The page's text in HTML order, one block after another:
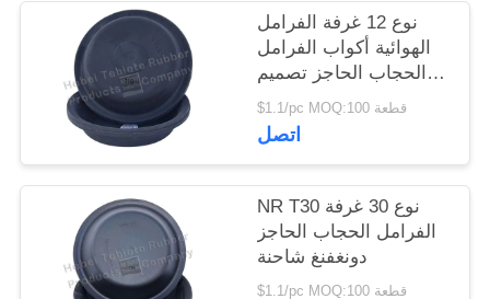
نوع 12 غرفة الفرامل
الهوائية أكواب الفرامل
الحجاب الحاجز تصميم
حسب الطلب
$1.1/pc MOQ:100 قطعة
اتصل
NR T30 نوع 30 غرفة
الفرامل الحجاب الحاجز
دونغفنغ شاحنة
$1.1/pc MOQ:100 قطعة